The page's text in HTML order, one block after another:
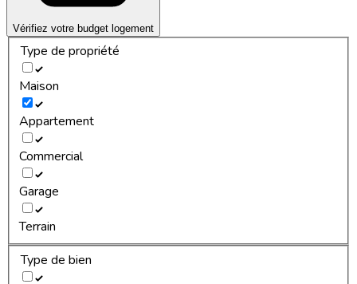
Vérifiez votre budget logement
Type de propriété
Maison
Appartement
Commercial
Garage
Terrain
Type de bien